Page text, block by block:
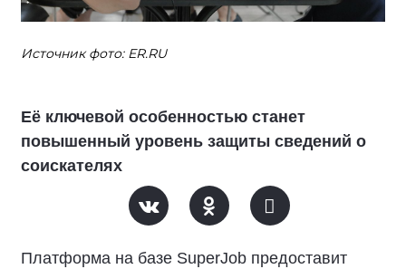
Источник фото: ER.RU
Её ключевой особенностью станет
повышенный уровень защиты сведений о
соискателях
Платформа на базе SuperJob предоставит